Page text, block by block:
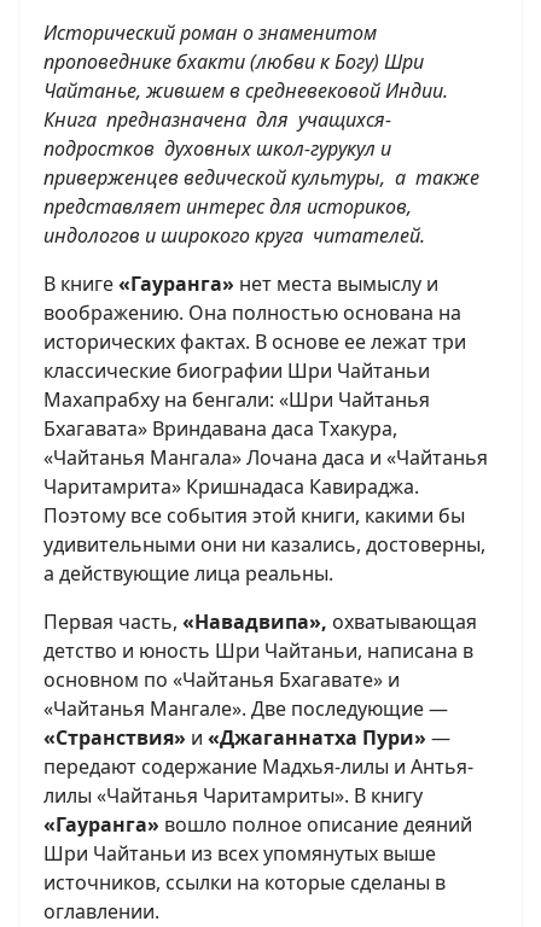
Исторический роман о знаменитом
проповеднике бхакти (любви к Богу) Шри
Чайтанье, жившем в средневековой Индии.
Книга предназначена для учащихся-
подростков духовных школ-гурукул и
приверженцев ведической культуры, а также
представляет интерес для историков,
индологов и широкого круга читателей.
В книге«Гауранга» нет места вымыслу и
воображению. Она полностью основана на
исторических фактах. В основе ее лежат три
классические биографии Шри Чайтаньи
Махапрабху на бенгали: «Шри Чайтанья
Бхагавата» Вриндавана даса Тхакура,
«Чайтанья Мангала» Лочана даса и «Чайтанья
Чаритамрита» Кришнадаса Кавираджа.
Поэтому все события этой книги, какими бы
удивительными они ни казались, достоверны,
а действующие лица реальны.
Первая часть, «Навадвипа», охватывающая
детство и юность Шри Чайтаньи, написана в
основном по «Чайтанья Бхагавате» и
«Чайтанья Мангале». Две последующие —
«Странствия» и «Джаганнатха Пури» —
передают содержание Мадхья-лилы и Антья-
лилы «Чайтанья Чаритамриты». В книгу
«Гауранга» вошло полное описание деяний
Шри Чайтаньи из всех упомянутых выше
источников, ссылки на которые сделаны в
оглавлении.